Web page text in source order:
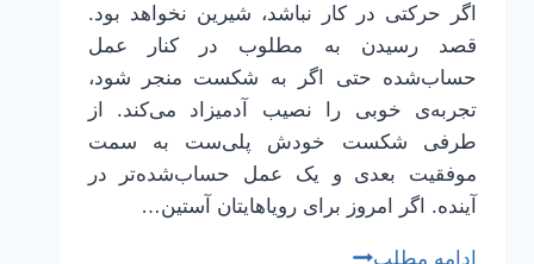
اگر حرکتی در کار نباشد، شیرین نخواهد بود.
قصد رسیدن به مطلوب در کنار عمل
حساب‌شده حتی اگر به شکست منجر شود،
تجربه‌ی خوبی را نصیب آدمیزاد می‌کند. از
طرفی شکست خودش پلی‌ست به سمت
موفقیت بعدی و یک عمل حساب‌شده‌تر در
آینده. اگر امروز برای رویاهایتان آستین…
ادامه مطلبچرا